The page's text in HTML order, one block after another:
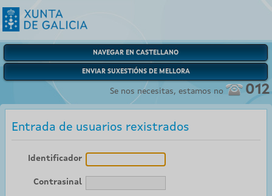
NAVEGAR EN CASTELLANO
ENVIAR SUXESTIÓNS DE MELLORA
Se nos necesitas, estamos no 012
Entrada de usuarios rexistrados
Identificador
Contrasinal